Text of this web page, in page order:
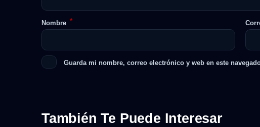
Nombre *
Guarda mi nombre, correo electrónico y web en este
También Te Puede Interesar